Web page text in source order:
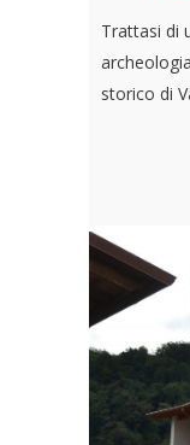
Trattasi di
storico di